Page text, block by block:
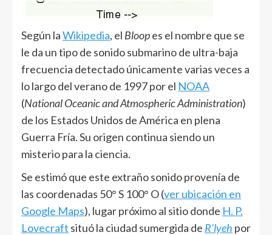
Según laWikipedia, el Bloopes el nombre que se
le da un tipo de sonido submarino de ultra-baja
frecuencia detectado únicamente varias veces a
lo largo del verano de 1997 por el NOAA
(National Oceanic and Atmospheric Administration)
de los Estados Unidos de América en plena
Guerra Fría. Su origen continua siendo un
misterio para la ciencia.
Se estimó que este extraño sonido provenía de
las coordenadas 50° S 100° O (ver ubicación en
Google Maps), lugar próximo al sitio donde H. P.
Lovecraft situó la ciudad sumergida de R’lyeh por